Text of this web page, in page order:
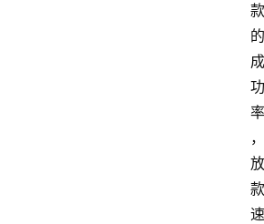
款
的
成
功
率
，
放
款
速